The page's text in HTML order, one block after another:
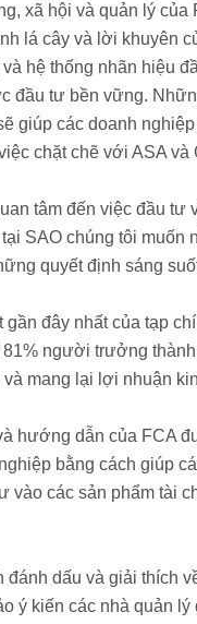
xã hội và quản lý
lá cây và lời khuyên
hệ thống nhãn hiệu
đầu tư bền vững.
giúp các doanh
chặt chẽ với ASA
tâm đến việc đầu tư
SAO chúng tôi muốn
quyết định sáng
gần đây nhất của tạp
người trưởng
mang lại lợi nhuận
hướng dẫn của FCA
bằng cách giúp
vào các sản phẩm tài
đánh dấu và giải thích
ý kiến các nhà quản